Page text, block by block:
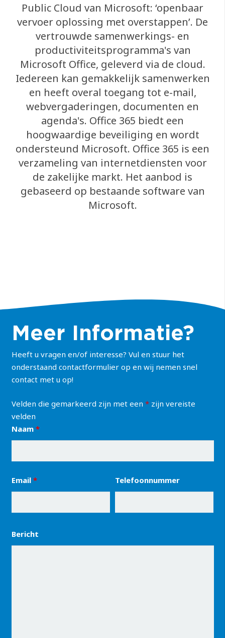
Public Cloud van Microsoft: ‘openbaar
vervoer oplossing met overstappen’. De
vertrouwde samenwerkings- en
productiviteitsprogramma's van
Microsoft Office, geleverd via de cloud.
Iedereen kan gemakkelijk samenwerken
en heeft overal toegang tot e-mail,
webvergaderingen, documenten en
agenda's. Office 365 biedt een
hoogwaardige beveiliging en wordt
ondersteund Microsoft. Office 365 is een
verzameling van internetdiensten voor
de zakelijke markt. Het aanbod is
gebaseerd op bestaande software van
Microsoft.
Meer Informatie?
Heeft u vragen en/of interesse? Vul en stuur het
onderstaand contactformulier op en wij nemen snel
contact met u op!
Velden die gemarkeerd zijn met een *zijn vereiste
velden
Naam *
Email * Telefoonnummer
Bericht